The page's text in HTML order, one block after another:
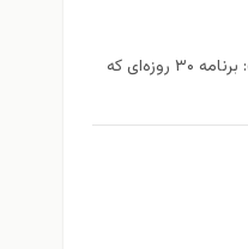
تمرین در خانه بدون تجهیزات: برنامه ۳۰ روزه‌ای که